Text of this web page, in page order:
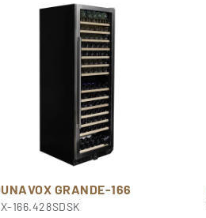
GRANDE-166
166.428SDSK